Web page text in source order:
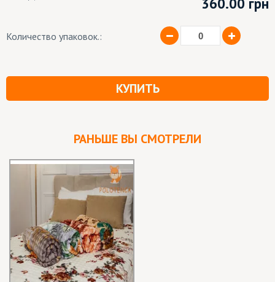
360.00 грн
Количество упаковок.:
КУПИТЬ
РАНЬШЕ ВЫ СМОТРЕЛИ